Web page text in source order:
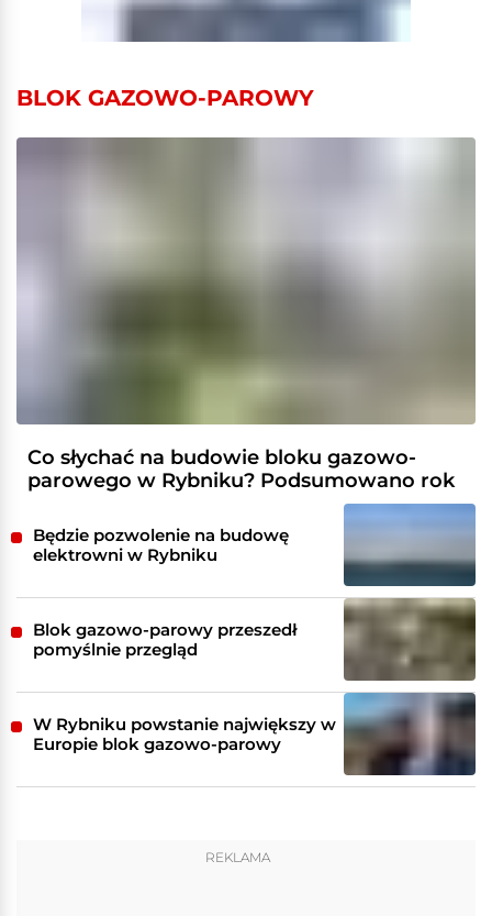
BLOK GAZOWO-PAROWY
Co słychać na budowie bloku gazowo-
parowego w Rybniku? Podsumowano rok
Będzie pozwolenie na budowę
elektrowni w Rybniku
Blok gazowo-parowy przeszedł
pomyślnie przegląd
W Rybniku powstanie największy w
Europie blok gazowo-parowy
REKLAMA